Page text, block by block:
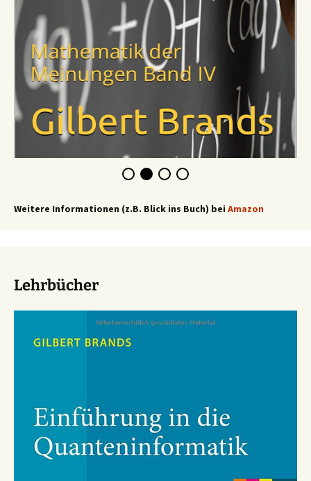
Weitere Informationen (z.B. Blick ins Buch) bei Amazon
Lehrbücher